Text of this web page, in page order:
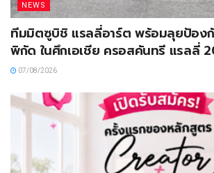
NEWS
ทีมมิตซูบิชิ แรลลี่อาร์ต พร้อมลุยป้อง
พิกัด ในศึกเอเชีย ครอสคันทรี แรลลี่
07/08/2026